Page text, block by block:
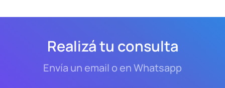
Realizá tu consulta
Envía un email o en Whatsapp